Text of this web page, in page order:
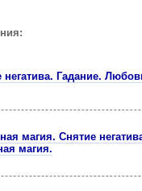
негатива. Гадание.
магия. Снятие
магия.